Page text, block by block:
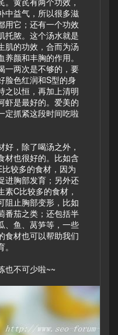
中益气，所以很多滋
用它；还有一个功效
托脓。这个汤水就是
肌的功效，合而为汤
养颜和丰胸的作用。
一两次是不够的，要
脸色红润和S型的身
之以恒，再加上清明
虾是最好的。爱美的
定抓紧这段时间吃啦
好，除了喝汤之外，
材也很好的。比如含
较多的食材，因为
进胸部发育；另外还
素C比较多的食材，
阻止胸部变形，比如
番茄之类；还包括半
、鱼、莴笋等，一些
食材也可以帮助我们
也不可少啦~~